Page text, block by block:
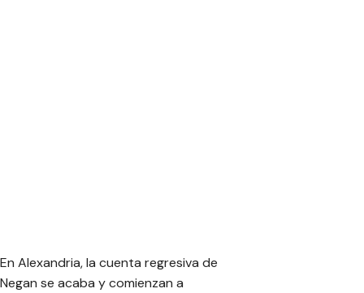
En Alexandria, la cuenta regresiva de
Negan se acaba y comienzan a